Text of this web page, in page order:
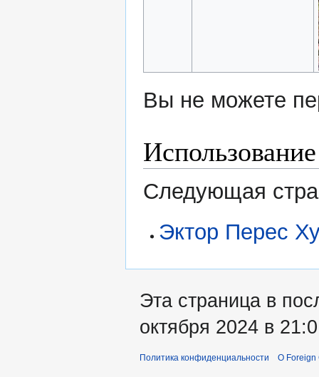
Вы не можете
Следующая
Эктор Перес
Эта страница в
октября 2024 в
Политика конфиденциальности О Foreign